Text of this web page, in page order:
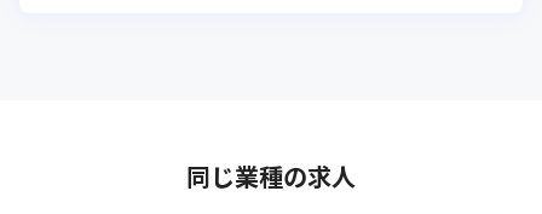
同じ業種の求人